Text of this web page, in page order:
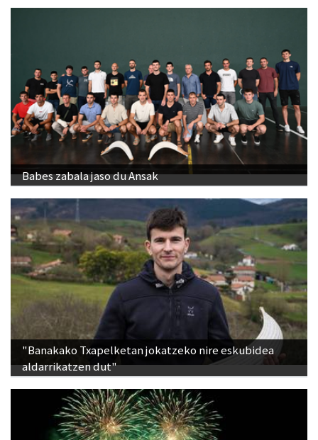
Babes zabala jaso du Ansak
"Banakako Txapelketan jokatzeko nire eskubidea
aldarrikatzen dut"